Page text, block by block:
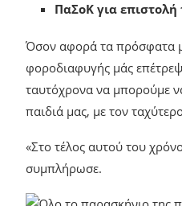
ΠαΣοΚ για
Όσον αφορά τα πρόσφατα
φοροδιαφυγής μάς
ταυτόχρονα να μπορούμε
παιδιά μας, με τον
«Στο τέλος αυτού του
συμπλήρωσε.